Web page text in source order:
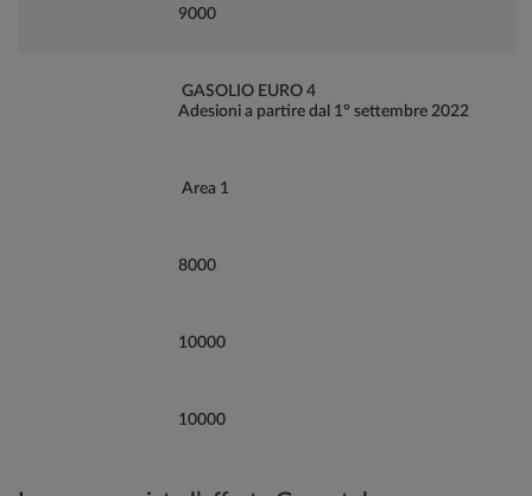
9000
GASOLIO EURO 4
Adesioni a partire dal 1° settembre 2022
Area 1
8000
10000
10000